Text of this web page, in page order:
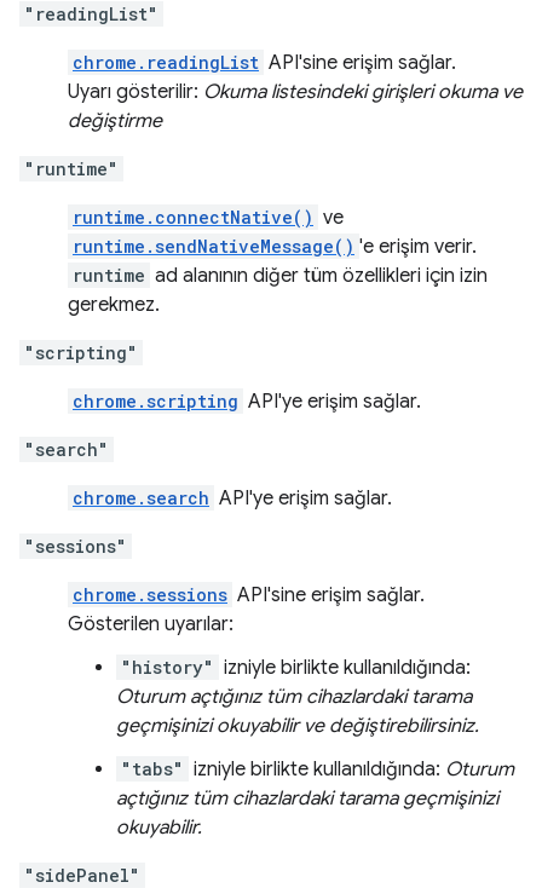
"readingList"
chrome.readingList API'sine erişim sağlar.
Uyarı gösterilir: Okuma listesindeki girişleri okuma ve
değiştirme
"runtime"
runtime.connectNative() ve
runtime.sendNativeMessage() 'e erişim verir.
runtime ad alanının diğer tüm özellikleri için izin
gerekmez.
"scripting"
chrome.scripting API'ye erişim sağlar.
"search"
chrome.search API'ye erişim sağlar.
"sessions"
chrome.sessions API'sine erişim sağlar.
Gösterilen uyarılar:
"history" izniyle birlikte kullanıldığında:
Oturum açtığınız tüm cihazlardaki tarama
geçmişinizi okuyabilir ve değiştirebilirsiniz.
"tabs" izniyle birlikte kullanıldığında: Oturum
açtığınız tüm cihazlardaki tarama geçmişinizi
okuyabilir.
"sidePanel"